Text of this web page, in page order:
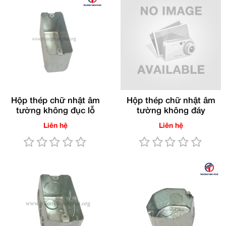
Hộp thép chữ nhật âm
tường không đục lỗ
Liên hệ
Hộp thép chữ nhật âm
tường không đáy
Liên hệ